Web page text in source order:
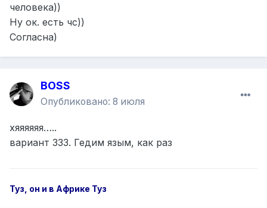
человека))
Ну ок. есть чс))
Согласна)
BOSS
Опубликовано: 8 июля
хяяяяяя…..
вариант 333. Гедим язым, как раз
Туз, он и в Африке Туз